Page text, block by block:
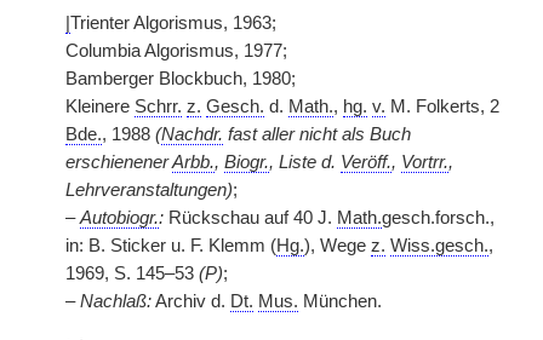
Trienter Algorismus, 1963;
Columbia Algorismus, 1977;
Bamberger Blockbuch, 1980;
Kleinere Schrr. z. Gesch. d. Math., hg. v. M. Folkerts, 2
Bde., 1988 (Nachdr. fast aller nicht als Buch
erschienenerArbb., Biogr., Liste d. Veröff., Vortrr.,
Lehrveranstaltungen);
–Autobiogr.: Rückschau auf 40 J. Math.gesch.forsch.,
in: B. Sticker u. F. Klemm (Hg.), Wege z. Wiss.gesch.,
1969, S. 145–53 (P);
–Nachlaß:Archiv d. Dt. Mus. München.